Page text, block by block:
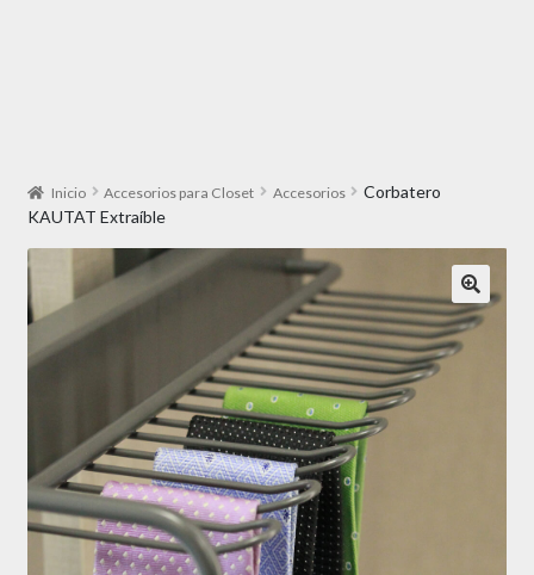
Inicio Accesorios para Closet Accesorios
Corbatero
KAUTAT Extraíble
🔍